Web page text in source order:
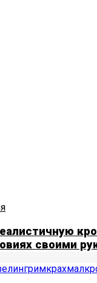
своими
гримкрахмал